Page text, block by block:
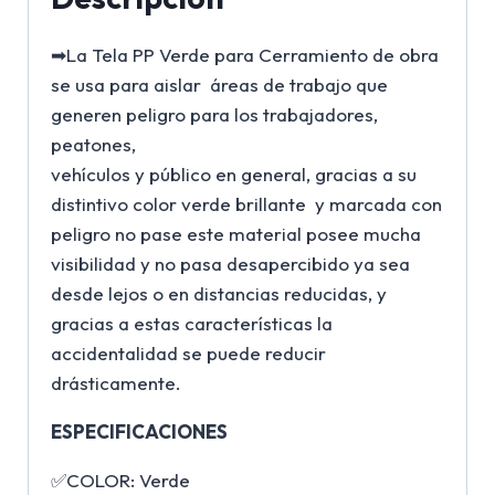
➡La Tela PP Verde para Cerramiento de obra
se usa para aislar áreas de trabajo que
generen peligro para los trabajadores,
peatones,
vehículos y público en general, gracias a su
distintivo color verde brillante y marcada con
peligro no pase este material posee mucha
visibilidad y no pasa desapercibido ya sea
desde lejos o en distancias reducidas, y
gracias a estas características la
accidentalidad se puede reducir
drásticamente.
ESPECIFICACIONES
✅COLOR: Verde